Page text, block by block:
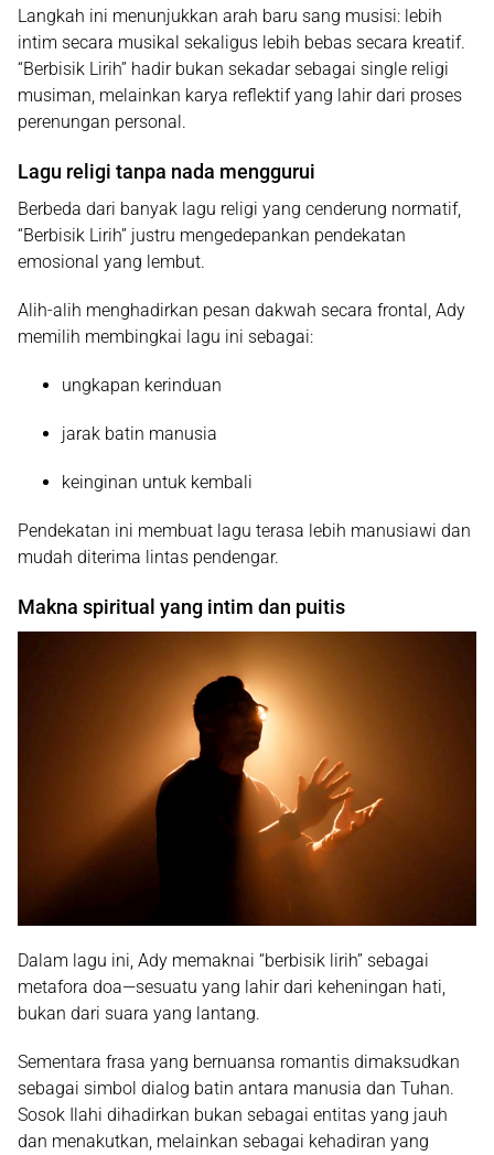
Langkah ini menunjukkan arah baru sang musisi: lebih
intim secara musikal sekaligus lebih bebas secara kreatif.
“Berbisik Lirih” hadir bukan sekadar sebagai single religi
musiman, melainkan karya reflektif yang lahir dari proses
perenungan personal.
Lagu religi tanpa nada menggurui
Berbeda dari banyak lagu religi yang cenderung normatif,
“Berbisik Lirih” justru mengedepankan pendekatan
emosional yang lembut.
Alih-alih menghadirkan pesan dakwah secara frontal, Ady
memilih membingkai lagu ini sebagai:
ungkapan kerinduan
jarak batin manusia
keinginan untuk kembali
Pendekatan ini membuat lagu terasa lebih manusiawi dan
mudah diterima lintas pendengar.
Makna spiritual yang intim dan puitis
Dalam lagu ini, Ady memaknai “berbisik lirih” sebagai
metafora doa—sesuatu yang lahir dari keheningan hati,
bukan dari suara yang lantang.
Sementara frasa yang bernuansa romantis dimaksudkan
sebagai simbol dialog batin antara manusia dan Tuhan.
Sosok Ilahi dihadirkan bukan sebagai entitas yang jauh
dan menakutkan, melainkan sebagai kehadiran yang